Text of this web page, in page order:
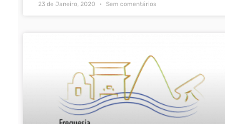
23 de Janeiro, 2020 Sem comentários